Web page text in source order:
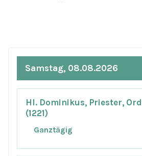
Samstag, 08.08.2026
Hl. Dominikus, Priester,
(1221)
Ganztägig